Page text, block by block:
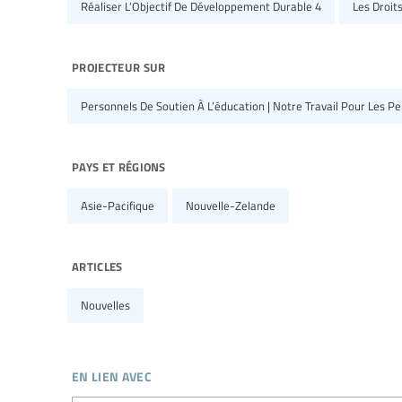
Réaliser L’Objectif De Développement Durable 4 Les
projecteur sur
Personnels De Soutien À L’éducation | Notre Travail Pour Les
pays et régions
Asie-Pacifique Nouvelle-Zelande
articles
Nouvelles
en lien avec